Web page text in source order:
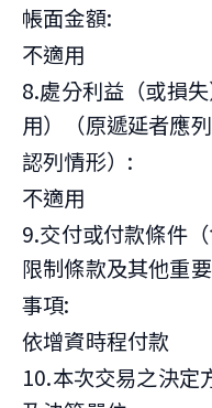
帳面金額:
不適用
8.處分利益（或損
用）（原遞延者應
認列情形）:
不適用
9.交付或付款條件
限制條款及其他重
事項:
依增資時程付款
10.本次交易之決定